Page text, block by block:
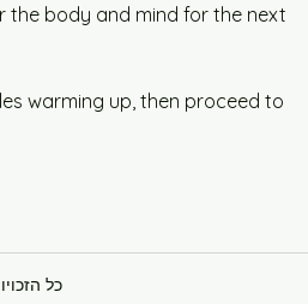
the body and mind for the next
warming up, then proceed to
כל הזכויות